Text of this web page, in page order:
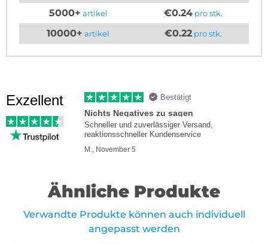
5000+ artikel €0.24pro stk.
10000+ artikel €0.22pro stk.
Exzellent Bestätigt
Nichts Negatives zu sagen
Schneller und zuverlässiger Versand,
reaktionsschneller Kundenservice
M., November 5
Ähnliche Produkte
Verwandte Produkte können auch individuell
angepasst werden